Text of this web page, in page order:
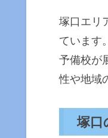
塚口エリ
ています
予備校が
性や地域
塚口